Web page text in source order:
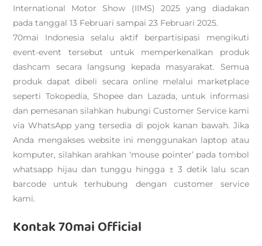
International Motor Show (IIMS) 2025 yang diadakan
pada tanggal 13 Februari sampai 23 Februari 2025.
70mai Indonesia selalu aktif berpartisipasi mengikuti
event-event tersebut untuk memperkenalkan produk
dashcam secara langsung kepada masyarakat. Semua
produk dapat dibeli secara online melalui marketplace
seperti Tokopedia, Shopee dan Lazada, untuk informasi
dan pemesanan silahkan hubungi Customer Service kami
via WhatsApp yang tersedia di pojok kanan bawah. Jika
Anda mengakses website ini menggunakan laptop atau
komputer, silahkan arahkan ‘mouse pointer’ pada tombol
whatsapp hijau dan tunggu hingga ± 3 detik lalu scan
barcode untuk terhubung dengan customer service
kami.
Kontak 70mai Official